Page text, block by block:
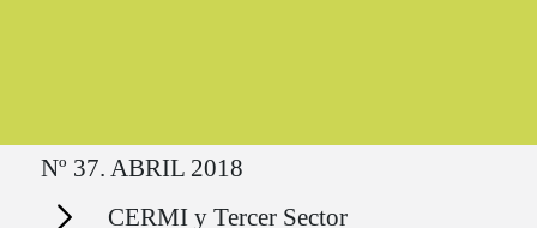
Ruta del sitio
Nº 37. ABRIL 2018
Secciones CERMI y Tercer Sector